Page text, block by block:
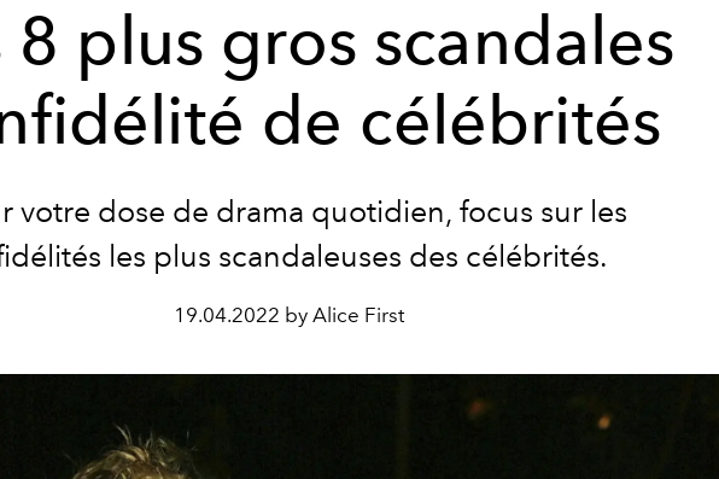
8 plus gros scandales
de célébrités
votre dose de drama quotidien, focus sur les
les plus scandaleuses des célébrités.
19.04.2022 by Alice First